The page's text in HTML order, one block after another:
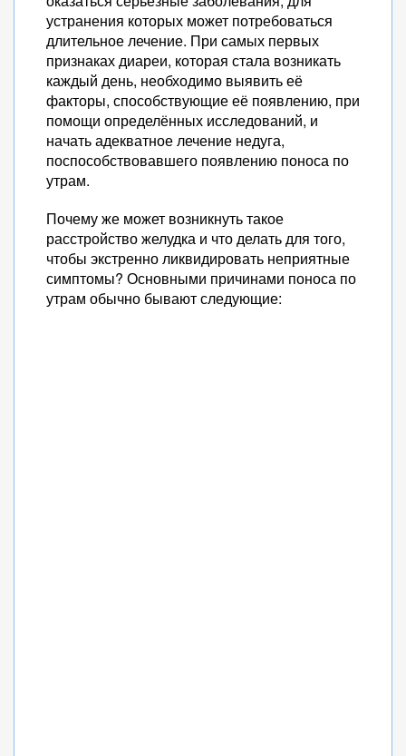
устранения которых может потребоваться
длительное лечение. При самых первых
признаках диареи, которая стала возникать
каждый день, необходимо выявить её
факторы, способствующие её появлению, при
помощи определённых исследований, и
начать адекватное лечение недуга,
поспособствовавшего появлению поноса по
утрам.
Почему же может возникнуть такое
расстройство желудка и что делать для того,
чтобы экстренно ликвидировать неприятные
симптомы? Основными причинами поноса по
утрам обычно бывают следующие: